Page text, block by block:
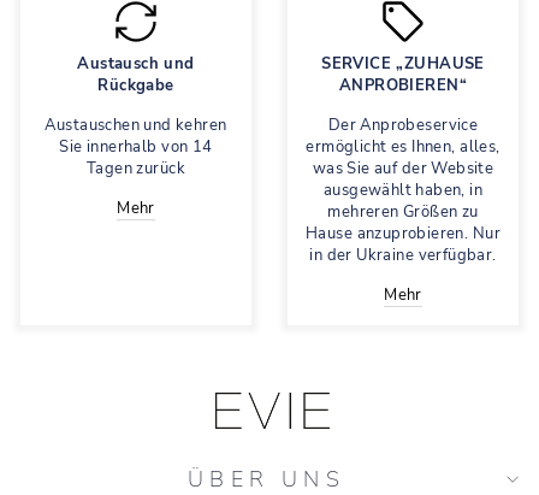
Austausch und
Rückgabe
Austauschen und kehren
Sie innerhalb von 14
Tagen zurück
Mehr
SERVICE „ZUHAUSE
ANPROBIEREN“
Der Anprobeservice
ermöglicht es Ihnen, alles,
was Sie auf der Website
ausgewählt haben, in
mehreren Größen zu
Hause anzuprobieren. Nur
in der Ukraine verfügbar.
Mehr
ÜBER UNS